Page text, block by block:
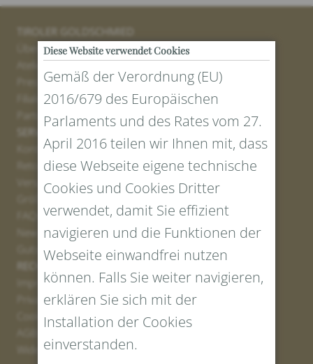
TIROLER GOLDSCHMIED
Über uns
Atelier
Presse
Filialen
Partner
SERVICE
Kontakt
Retourenportal
Versand
Newsletter Anmelden
Gutschein erstellen
RECHTLICHES UND DATENSCHUTZ
Impressum
Privacy Policy
Cookies
Widerrufsrecht
Diese Website verwendet Cookies
Gemäß der Verordnung (EU)
2016/679 des Europäischen
Parlaments und des Rates vom 27.
April 2016 teilen wir Ihnen mit, dass
diese Webseite eigene technische
Cookies und Cookies Dritter
verwendet, damit Sie effizient
navigieren und die Funktionen der
Webseite einwandfrei nutzen
können. Falls Sie weiter navigieren,
erklären Sie sich mit der
Installation der Cookies
einverstanden.